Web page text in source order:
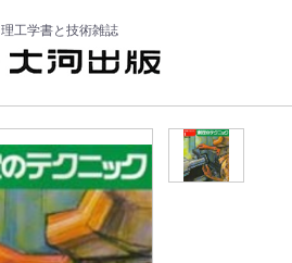
理工学書と技術雑誌